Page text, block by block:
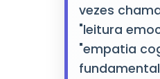
vezes
"leitura
"empatia